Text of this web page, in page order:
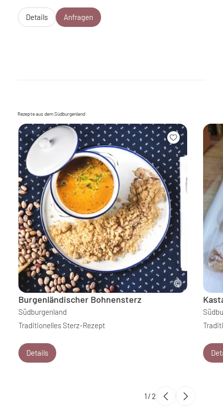
Details Anfragen
Rezepte aus dem Südburgenland
Burgenländischer Bohnensterz
Südburgenland
Traditionelles Sterz-Rezept
Details
1 / 2